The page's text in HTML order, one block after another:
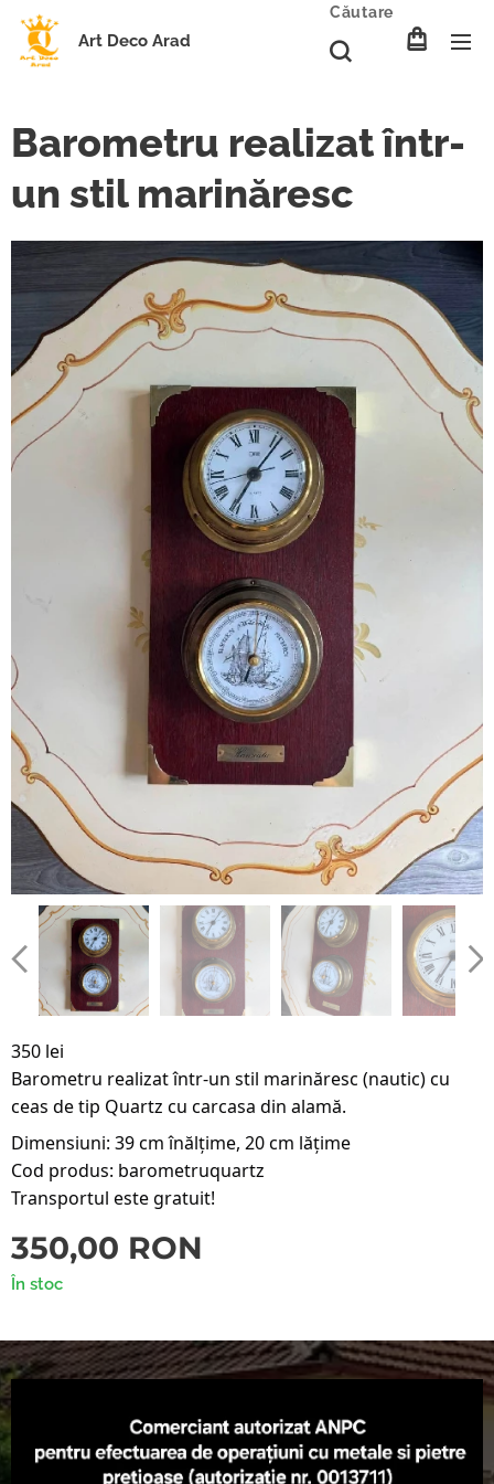
Art Deco Arad
Căutare
Barometru realizat într-
un stil marinăresc
350 lei
Barometru realizat într-un stil marinăresc (nautic) cu
ceas de tip Quartz cu carcasa din alamă.
Dimensiuni: 39 cm înălțime, 20 cm lățime
Cod produs: barometruquartz
Transportul este gratuit!
350,00 RON
În stoc